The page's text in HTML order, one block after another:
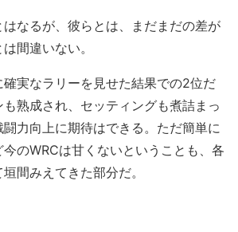
なるが、彼らとは、まだまだの差が
間違いない。
実なラリーを見せた結果での2位だ
熟成され、セッティングも煮詰まっ
力向上に期待はできる。ただ簡単に
今のWRCは甘くないということも、各
間みえてきた部分だ。